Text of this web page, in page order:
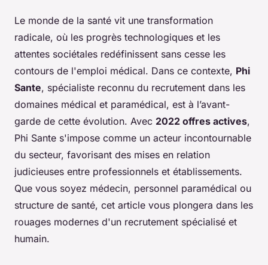
Le monde de la santé vit une transformation
radicale, où les progrès technologiques et les
attentes sociétales redéfinissent sans cesse les
contours de l'emploi médical. Dans ce contexte, Phi
Sante, spécialiste reconnu du recrutement dans les
domaines médical et paramédical, est à l’avant-
garde de cette évolution. Avec 2022 offres actives,
Phi Sante s'impose comme un acteur incontournable
du secteur, favorisant des mises en relation
judicieuses entre professionnels et établissements.
Que vous soyez médecin, personnel paramédical ou
structure de santé, cet article vous plongera dans les
rouages modernes d'un recrutement spécialisé et
humain.